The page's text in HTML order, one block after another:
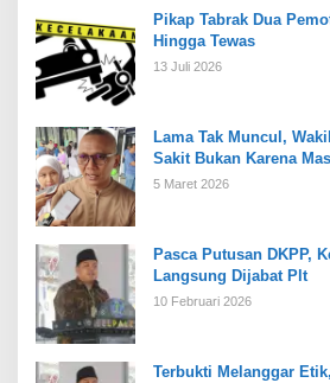
Pikap Tabrak Dua
Hingga Tewas
13 Juli 2026
Lama Tak Muncul,
Sakit Bukan Karena
5 Maret 2026
Pasca Putusan DKPP,
Langsung Dijabat Plt
10 Februari 2026
Terbukti Melanggar